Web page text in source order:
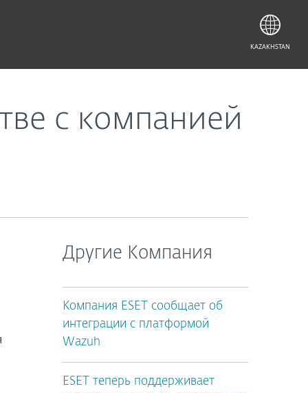
с компанией
Другие Компания
Компания ESET сообщает об
интеграции с платформой
Wazuh
ESET теперь поддерживает
KAZAKHSTAN